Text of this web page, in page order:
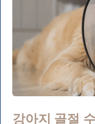
강아지 골절